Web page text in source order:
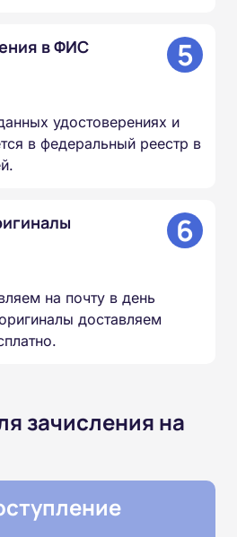
в ФИС
5
удостоверениях и
в федеральный реестр в
6
на почту в день
доставляем
зачисления на